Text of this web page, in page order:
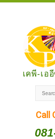
เคพี-เอ
Call